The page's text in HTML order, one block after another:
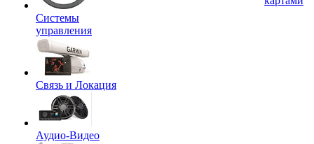
Системы
управления
Связь и Локация
Аудио-Видео